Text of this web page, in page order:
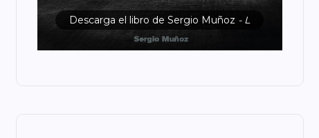
Descarga el libro de Sergio Muñoz - L